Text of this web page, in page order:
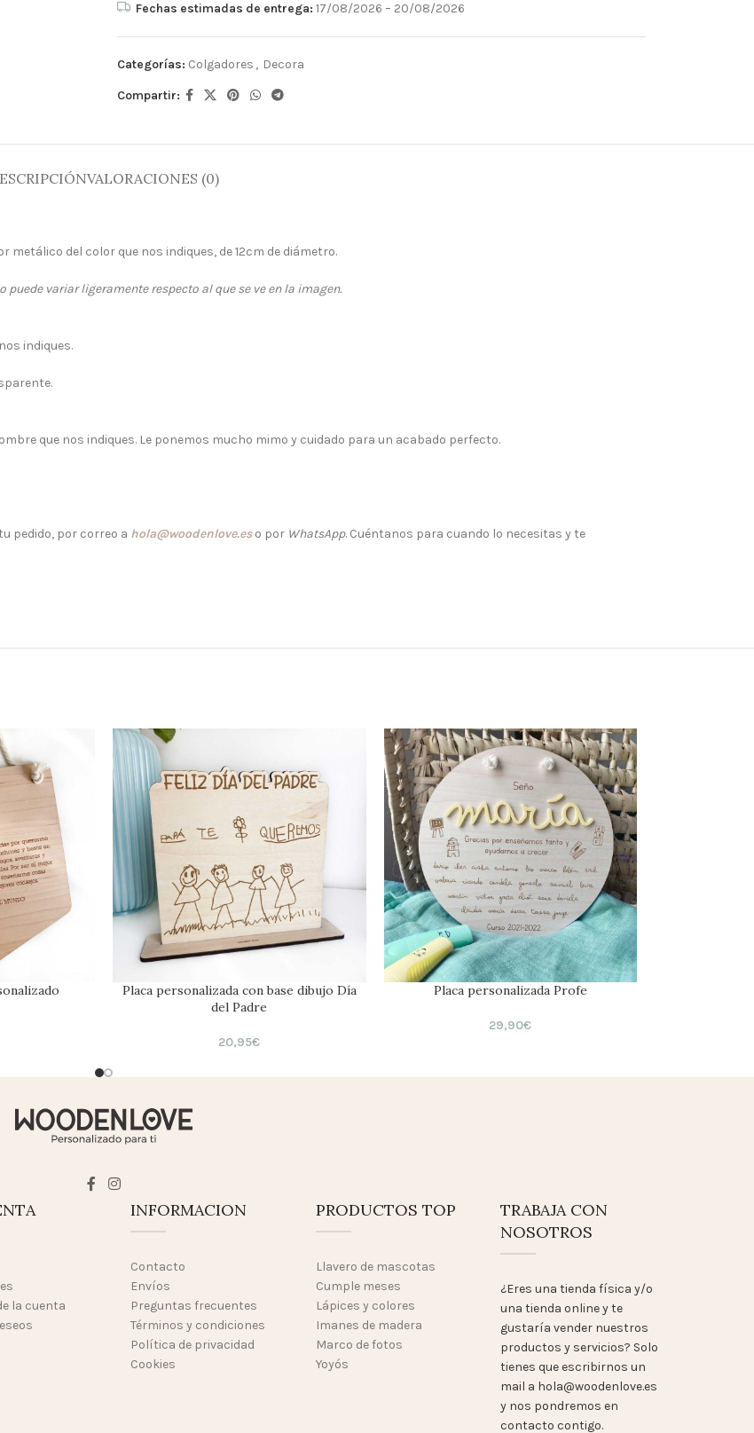
Fechas estimadas de entrega: 17/08/2026 – 20/08/2026
Categorías: Colgadores , Decora
Compartir:
VALORACIONES (0)
del color que nos indiques, de 12cm de diámetro.
variar ligeramente respecto al que se ve en la imagen.
indiques.
que nos indiques. Le ponemos mucho mimo y cuidado para un acabado perfecto.
pedido, por correo a hola@woodenlove.eso por WhatsApp. Cuéntanos para cuando lo necesitas y te
Placa personalizada con base dibujo Día
del Padre
20,95€
Placa personalizada Profe
29,90€
la cuenta
INFORMACION
Contacto
Envíos
Preguntas frecuentes
Términos y condiciones
Política de privacidad
Cookies
PRODUCTOS TOP
Llavero de mascotas
Cumple meses
Lápices y colores
Imanes de madera
Marco de fotos
Yoyós
TRABAJA CON
NOSOTROS
¿Eres una tienda física y/o
una tienda online y te
gustaría vender nuestros
productos y servicios? Solo
tienes que escribirnos un
mail a hola@woodenlove.es
y nos pondremos en
contacto contigo.